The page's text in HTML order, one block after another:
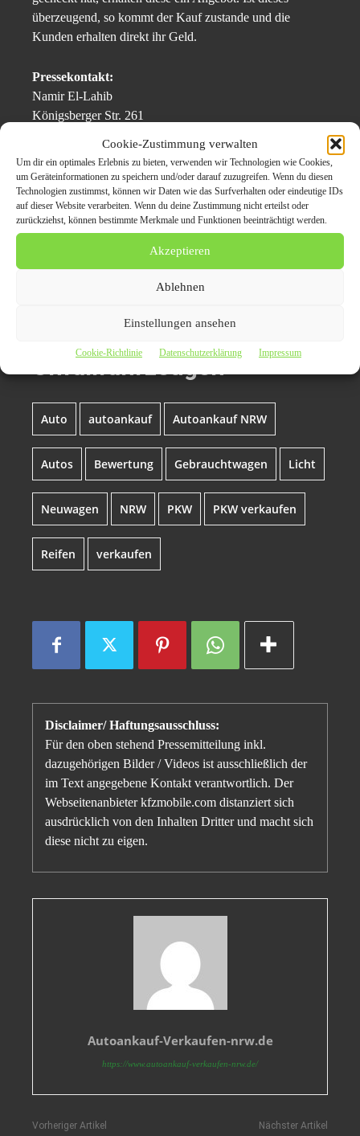
Cookie-Zustimmung verwalten
Um dir ein optimales Erlebnis zu bieten, verwenden wir Technologien wie Cookies,
um Geräteinformationen zu speichern und/oder darauf zuzugreifen. Wenn du diesen
Technologien zustimmst, können wir Daten wie das Surfverhalten oder eindeutige IDs
auf dieser Website verarbeiten. Wenn du deine Zustimmung nicht erteilst oder
zurückziehst, können bestimmte Merkmale und Funktionen beeinträchtigt werden.
Akzeptieren
Ablehnen
Einstellungen ansehen
Cookie-Richtlinie Datenschutzerklärung Impressum
überzeugend, so kommt der Kauf zustande und die
Kunden erhalten direkt ihr Geld.
Pressekontakt:
Namir El-Lahib
Königsberger Str. 261
Telefon: 0174 / 721 0141
E-Mail: info@autoankauf-verkaufen-nrw.de
Web:https://www.autoankauf-verkaufen-nrw.de/
Themen zum Beitrag
von Gebrauchtwagen und
Unfallfahrzeugen
Auto autoankauf Autoankauf NRW
Autos Bewertung Gebrauchtwagen Licht
Neuwagen NRW PKW PKW verkaufen
Reifen verkaufen
Disclaimer/ Haftungsausschluss:
Für den oben stehend Pressemitteilung inkl.
dazugehörigen Bilder / Videos ist ausschließlich der
im Text angegebene Kontakt verantwortlich. Der
Webseitenanbieter kfzmobile.com distanziert sich
ausdrücklich von den Inhalten Dritter und macht sich
diese nicht zu eigen.
Autoankauf-Verkaufen-nrw.de
https://www.autoankauf-verkaufen-nrw.de/
Vorheriger Artikel Nächster Artikel